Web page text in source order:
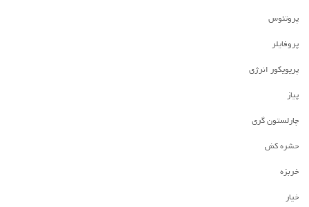
پروتئوس
پروفایلر
پریویکور انرژی
پیاز
چارلستون گری
حشره کش
خربزه
خیار